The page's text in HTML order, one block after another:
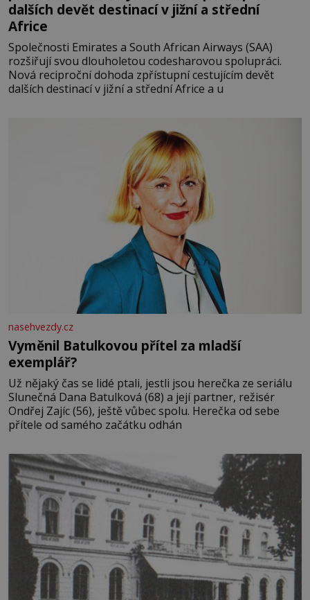
dalších devět destinací v jižní a střední
Africe
Společnosti Emirates a South African Airways (SAA)
rozšiřují svou dlouholetou codesharovou spolupráci.
Nová reciproční dohoda zpřístupní cestujícím devět
dalších destinací v jižní a střední Africe a u
nasehvezdy.cz
Vyměnil Batulkovou přítel za mladší
exemplář?
Už nějaký čas se lidé ptali, jestli jsou herečka ze seriálu
Slunečná Dana Batulková (68) a její partner, režisér
Ondřej Zajíc (56), ještě vůbec spolu. Herečka od sebe
přítele od samého začátku odhán